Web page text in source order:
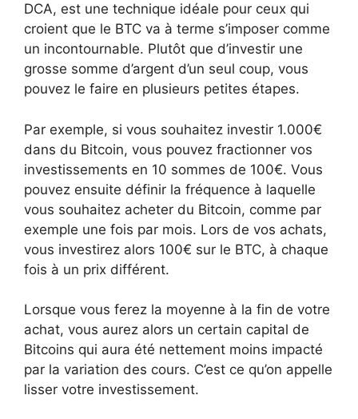
DCA, est une technique idéale pour ceux qui
croient que le BTC va à terme s’imposer comme
un incontournable. Plutôt que d’investir une
grosse somme d’argent d’un seul coup, vous
pouvez le faire en plusieurs petites étapes.
Par exemple, si vous souhaitez investir 1.000€
dans du Bitcoin, vous pouvez fractionner vos
investissements en 10 sommes de 100€. Vous
pouvez ensuite définir la fréquence à laquelle
vous souhaitez acheter du Bitcoin, comme par
exemple une fois par mois. Lors de vos achats,
vous investirez alors 100€ sur le BTC, à chaque
fois à un prix différent.
Lorsque vous ferez la moyenne à la fin de votre
achat, vous aurez alors un certain capital de
Bitcoins qui aura été nettement moins impacté
par la variation des cours. C’est ce qu’on appelle
lisser votre investissement.